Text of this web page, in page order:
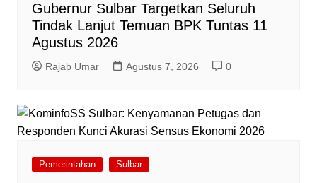
Gubernur Sulbar Targetkan Seluruh
Tindak Lanjut Temuan BPK Tuntas 11
Agustus 2026
Rajab Umar Agustus 7, 2026 0
Pemerintahan Sulbar